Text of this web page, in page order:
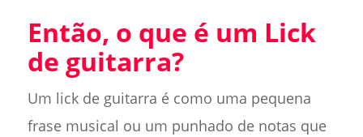
Então, o que é um Lick
de guitarra?
Um lick de guitarra é como uma pequena
frase musical ou um punhado de notas que